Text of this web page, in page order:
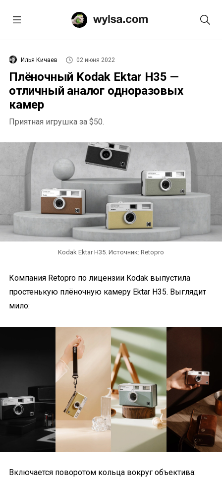
Илья Кичаев 02 июня 2022
Плёночный Kodak Ektar H35 —
отличный аналог одноразовых
камер
Приятная игрушка за $50.
Kodak Ektar H35. Источник: Retopro
Компания Retopro по лицензии Kodak выпустила
простенькую плёночную камеру Ektar H35. Выглядит
мило:
Включается поворотом кольца вокруг объектива: